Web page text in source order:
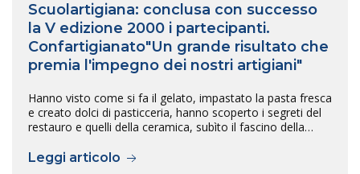
Scuolartigiana: conclusa con successo
la V edizione 2000 i partecipanti.
Confartigianato"Un grande risultato che
premia l'impegno dei nostri artigiani"
Hanno visto come si fa il gelato, impastato la pasta fresca
e creato dolci di pasticceria, hanno scoperto i segreti del
restauro e quelli della ceramica, subìto il fascino della…
Leggi articolo